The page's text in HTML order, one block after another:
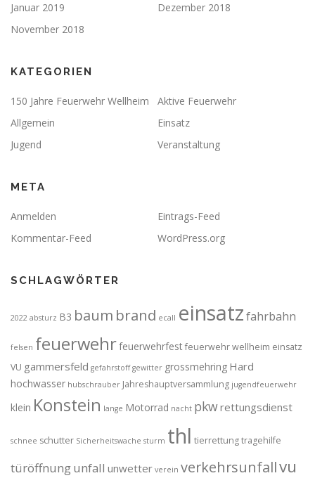
Januar 2019
Dezember 2018
November 2018
KATEGORIEN
150 Jahre Feuerwehr Wellheim
Aktive Feuerwehr
Allgemein
Einsatz
Jugend
Veranstaltung
META
Anmelden
Eintrags-Feed
Kommentar-Feed
WordPress.org
SCHLAGWÖRTER
2022 absturz B3 baum brand ecall einsatzfahrbahn
felsen feuerwehrfeuerwehrfest feuerwehr wellheim einsatz
VU gammersfeld gefahrstoff gewitter grossmehring Hard
hochwasser hubschrauber Jahreshauptversammlung jugendfeuerwehr
klein Konstein lange Motorrad nacht pkwrettungsdienst
schnee schutter Sicherheitswache sturm thl tierrettungtragehilfe
türöffnungunfall unwetter verein verkehrsunfallvu